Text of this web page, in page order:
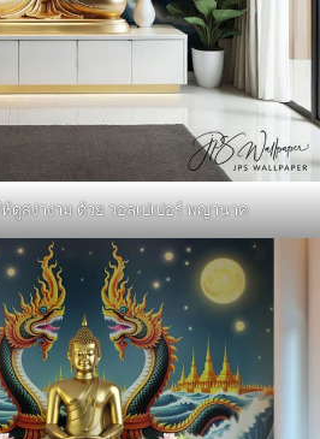
ดูสง่างาม ด้วย วอลเปเปอร์ พญานาค